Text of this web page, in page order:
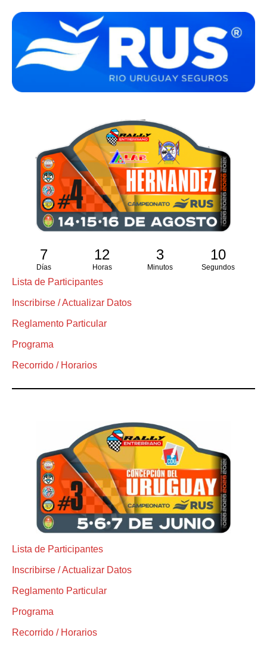
7
Días
12
Horas
3
Minutos
10
Segundos
Lista de Participantes
Inscribirse / Actualizar Datos
Reglamento Particular
Programa
Recorrido / Horarios
Lista de Participantes
Inscribirse / Actualizar Datos
Reglamento Particular
Programa
Recorrido / Horarios